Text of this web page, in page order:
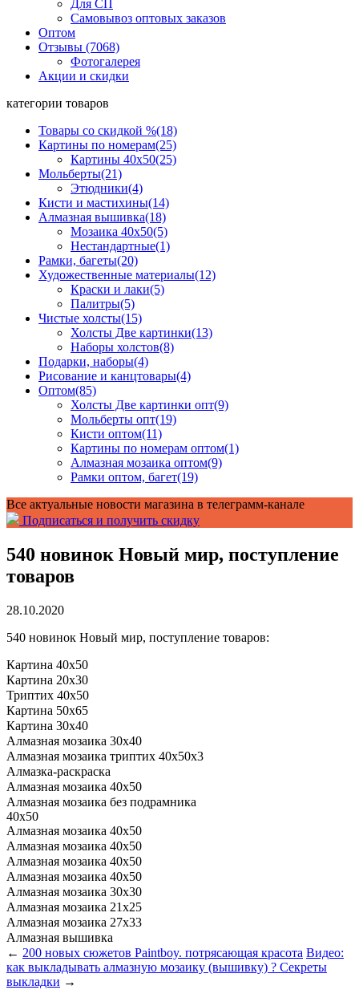
Для СП
Самовывоз оптовых заказов
Оптом
Отзывы (7068)
Фотогалерея
Акции и скидки
категории товаров
Товары со скидкой %(18)
Картины по номерам(25)
Картины 40x50(25)
Мольберты(21)
Этюдники(4)
Кисти и мастихины(14)
Алмазная вышивка(18)
Мозаика 40x50(5)
Нестандартные(1)
Рамки, багеты(20)
Художественные материалы(12)
Краски и лаки(5)
Палитры(5)
Чистые холсты(15)
Холсты Две картинки(13)
Наборы холстов(8)
Подарки, наборы(4)
Рисование и канцтовары(4)
Оптом(85)
Холсты Две картинки опт(9)
Мольберты опт(19)
Кисти оптом(11)
Картины по номерам оптом(1)
Алмазная мозаика оптом(9)
Рамки оптом, багет(19)
Все актуальные новости магазина в телеграмм-канале
Подписаться и получить скидку
540 новинок Новый мир, поступление
товаров
28.10.2020
540 новинок Новый мир, поступление товаров:
Картина 40x50
Картина 20x30
Триптих 40x50
Картина 50x65
Картина 30x40
Алмазная мозаика 30x40
Алмазная мозаика триптих 40x50x3
Алмазка-раскраска
Алмазная мозаика 40x50
Алмазная мозаика без подрамника
40x50
Алмазная мозаика 40x50
Алмазная мозаика 40x50
Алмазная мозаика 40x50
Алмазная мозаика 40x50
Алмазная мозаика 30x30
Алмазная мозаика 21x25
Алмазная мозаика 27x33
Алмазная вышивка
← 200 новых сюжетов Paintboy. потрясающая красота Видео:
как выкладывать алмазную мозаику (вышивку) ? Секреты
выкладки →